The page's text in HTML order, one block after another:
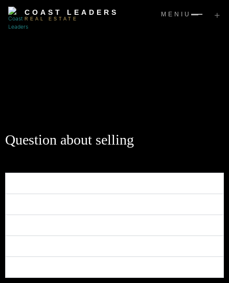
COAST LEADERS
REAL ESTATE
MENIU +
Question about selling